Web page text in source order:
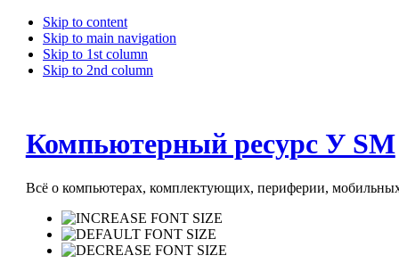
Skip to content
Skip to main navigation
Skip to 1st column
Skip to 2nd column
Компьютерный ресурс У SM
Всё о компьютерах, комплектующих, периферии, мобильных